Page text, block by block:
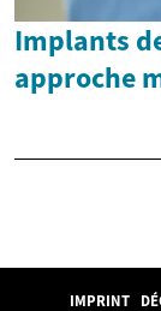
Implants
approche
IMPRINT